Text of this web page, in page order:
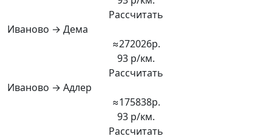
Рассчитать
Иваново → Дема
≈272026р.
93 р/км.
Рассчитать
Иваново → Адлер
≈175838р.
93 р/км.
Рассчитать